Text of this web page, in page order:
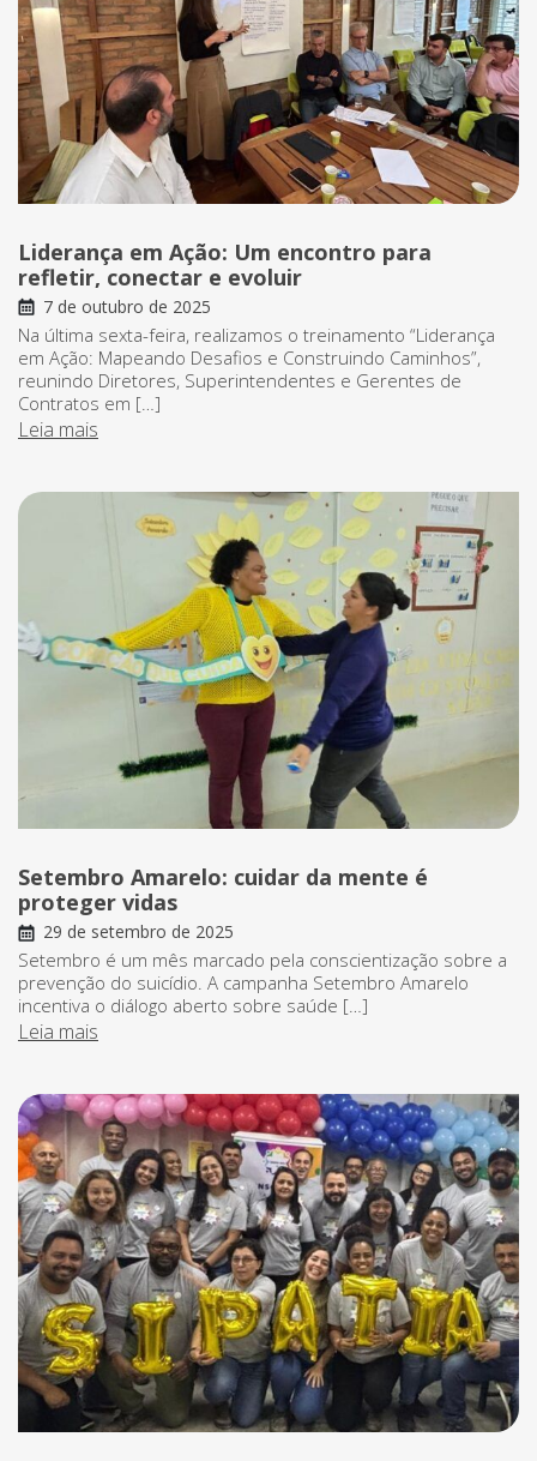
Liderança em Ação: Um encontro para
refletir, conectar e evoluir
7 de outubro de 2025
Na última sexta-feira, realizamos o treinamento “Liderança
em Ação: Mapeando Desafios e Construindo Caminhos”,
reunindo Diretores, Superintendentes e Gerentes de
Contratos em […]
Leia mais
Setembro Amarelo: cuidar da mente é
proteger vidas
29 de setembro de 2025
Setembro é um mês marcado pela conscientização sobre a
prevenção do suicídio. A campanha Setembro Amarelo
incentiva o diálogo aberto sobre saúde […]
Leia mais